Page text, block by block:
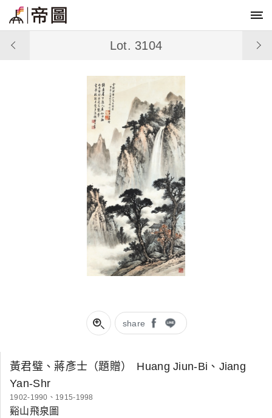
share
Lot. 3104
黃君璧、蔣彥士（題贈）
Huang Jiun-Bi、Jiang
Yan-Shr
1902-1990、1915-1998
谿山飛泉圖